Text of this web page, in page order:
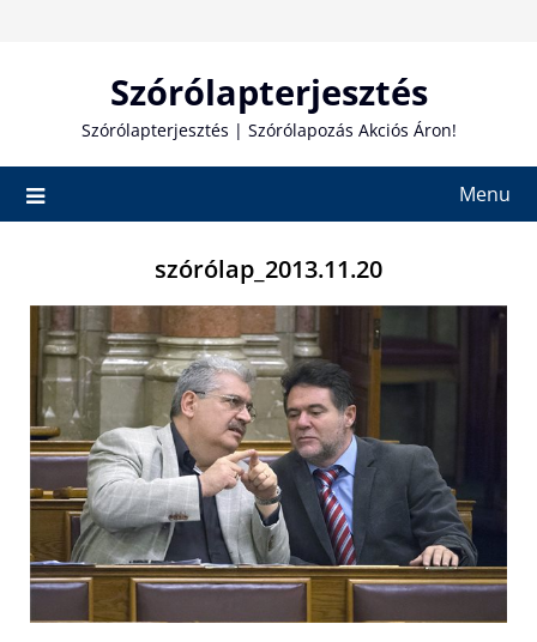
Szórólapterjesztés
Szórólapterjesztés | Szórólapozás Akciós Áron!
Menu
szórólap_2013.11.20